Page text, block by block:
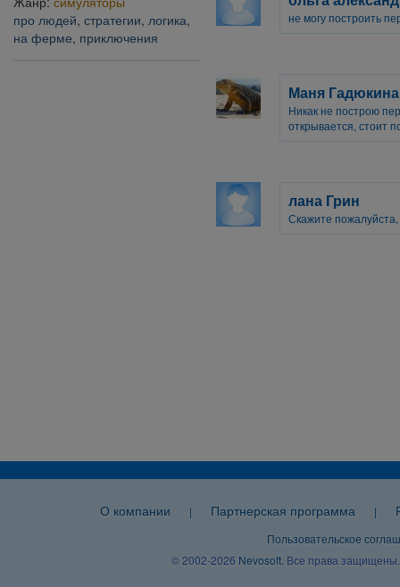
про людей, стратегии, логика,
на ферме, приключения
не могу построить
Маня Гадюкина
Никак не построю
открывается, стоит
лана Грин
Скажите пожалуйста,
О компании | Партнерская программа |
Пользовательское
© 2002-2026 Nevosoft . Все права защищены